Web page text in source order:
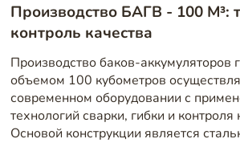
Производство БАГВ - 100 М³:
контроль качества
Производство баков-аккумуляторов
объемом 100 кубометров
современном оборудовании с
технологий сварки, гибки и контроля
Основой конструкции является